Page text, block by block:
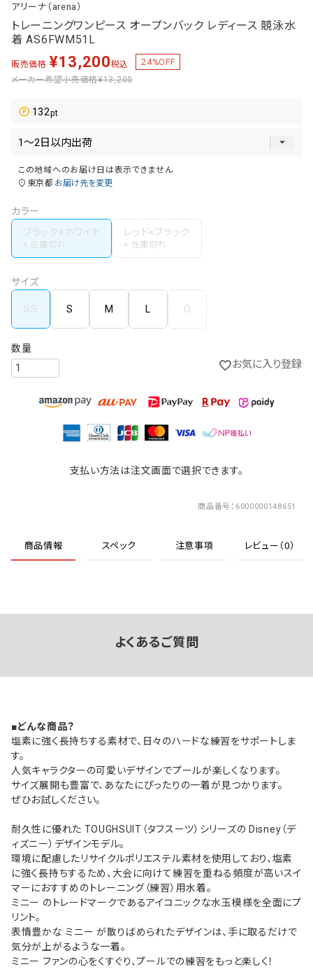
アリーナ（arena）
トレーニングワンピース オープンバック レディース 競泳水
着 AS6FWM51L
販売価格 ¥13,200税込 24%OFF
メーカー希望小売価格¥13,200
132
この地域へのお届け日は表示できません
東京都 お届け先を変更
カラー
ブラック×ホワイト
レッド×ブラック
サイズ
SS S M L O
お気に入り登録
支払い方法は注文画面で選択できます。
商品番号 6000000148651
商品情報 スペック 注意事項 レビュー（0）
よくあるご質問
■どんな商品？
塩素に強く長持ちする素材で、日々のハードな練習をサポートしま
す。
人気キャラクターの可愛いデザインでプールが楽しくなります。
サイズ展開も豊富で、あなたにぴったりの一着が見つかります。
ぜひお試しください。
耐久性に優れた TOUGHSUIT（タフスーツ）シリーズの Disney（デ
ィズニー）デザインモデル。
環境に配慮したリサイクルポリエステル素材を使用しており、塩素
に強く長持ちするため、大会に向けて練習を重ねる頻度が高いスイ
マーにおすすめのトレーニング（練習）用水着。
ミニー のトレードマークであるアイコニックな水玉模様を全面にプ
リント。
表情豊かな ミニー が散りばめられたデザインは、手に取るだけで
気分が上がるような一着。
ミニー ファンの心をくすぐり、プールでの練習をもっと楽しく！